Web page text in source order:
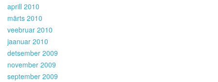
aprill 2010
märts 2010
veebruar 2010
jaanuar 2010
detsember 2009
november 2009
september 2009